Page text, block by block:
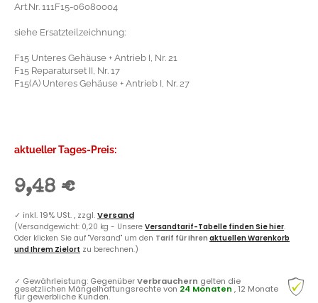
Art.Nr. 111F15-06080004
siehe Ersatzteilzeichnung:
F15 Unteres Gehäuse + Antrieb I, Nr. 21
F15 Reparaturset II, Nr. 17
F15(A) Unteres Gehäuse + Antrieb I, Nr. 27
aktueller Tages-Preis:
9,48 €
✓ inkl. 19% USt. , zzgl.Versand
(Versandgewicht: 0,20 kg - Unsere Versandtarif-Tabelle finden Sie hier.
Oder klicken Sie auf "Versand" um den Tarif für Ihren aktuellen Warenkorb
und Ihrem Zielort zu berechnen.)
✓ Gewährleistung: GegenüberVerbrauchern gelten die
gesetzlichen Mängelhaftungsrechte von 24 Monaten , 12 Monate
für gewerbliche Kunden.